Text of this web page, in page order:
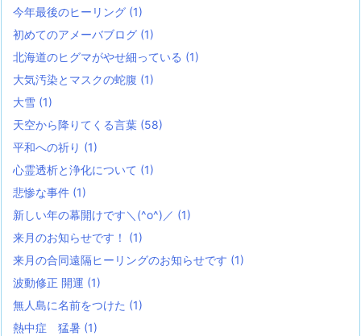
今年最後のヒーリング (1)
初めてのアメーバブログ (1)
北海道のヒグマがやせ細っている (1)
大気汚染とマスクの蛇腹 (1)
大雪 (1)
天空から降りてくる言葉 (58)
平和への祈り (1)
心霊透析と浄化について (1)
悲惨な事件 (1)
新しい年の幕開けです＼(^o^)／ (1)
来月のお知らせです！ (1)
来月の合同遠隔ヒーリングのお知らせです (1)
波動修正 開運 (1)
無人島に名前をつけた (1)
熱中症 猛暑 (1)